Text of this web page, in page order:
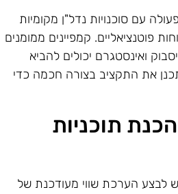
עם סוכנויות נדל"ן מקומיות
פוטנציאליים. קמפיינים ממומנים
ואינסטגרם יכולים להביא
את התקציב בצורה חכמה כדי
תוכניות
הערכת שווי מעודכנת של